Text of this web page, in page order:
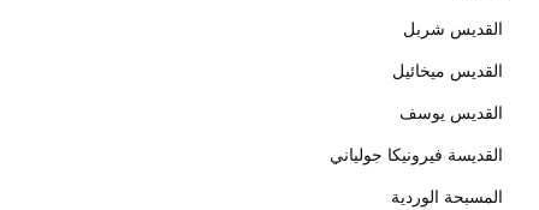
القديس شربل
القديس ميخائيل
القديس يوسف
القديسة فيرونيكا جولياني
المسبحة الوردية